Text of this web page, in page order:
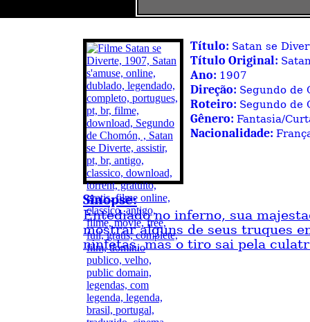
Título: Satan se
Título Original:
Ano: 1907
Direção: Segundo de
Roteiro: Segundo de
Gênero: Fantasia/
Nacionalidade:
Sinopse:
Entediado no inferno, sua
mostrar alguns de seus truques
ninfetas, mas o tiro sai pela